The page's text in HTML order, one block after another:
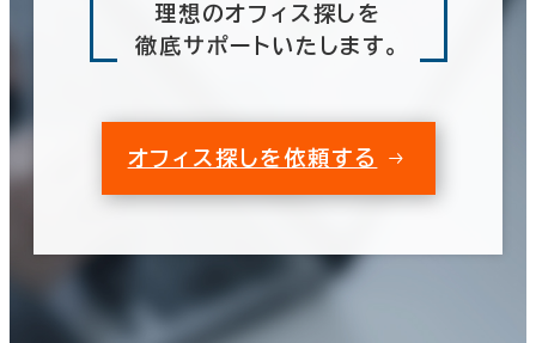
理想のオフィス探しを
徹底サポートいたします。
オフィス探しを依頼する